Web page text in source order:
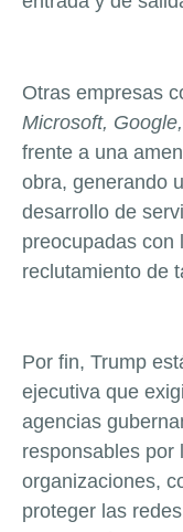
Otras empresas
Microsoft,
frente a una
obra, generando
desarrollo de
preocupadas con
reclutamiento de
Por fin, Trump
ejecutiva que
agencias
responsables por
organizaciones,
proteger las